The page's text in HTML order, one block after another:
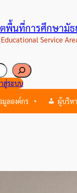
พื้นที่การศึกษามั
Service
สู่ระบบ
มูลองค์กร ผู้บริห